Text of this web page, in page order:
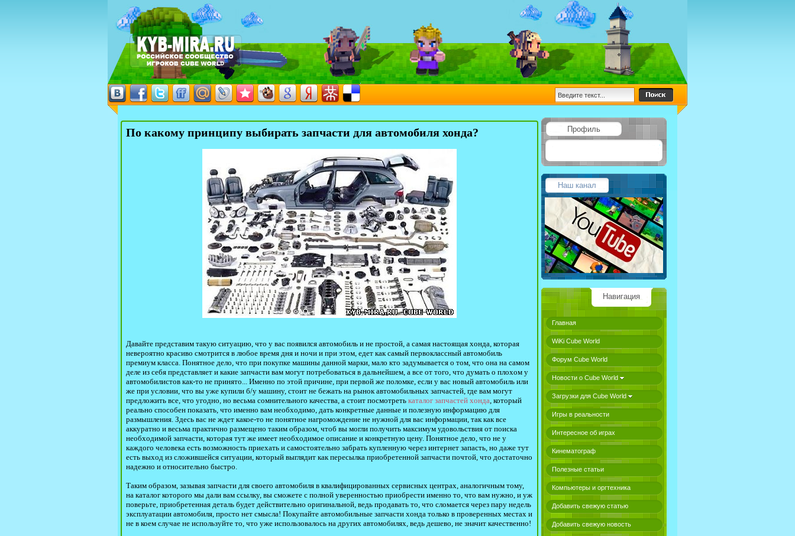
По какому принципу выбирать запчасти для автомобиля хонда?
Давайте представим такую ситуацию, что у вас появился автомобиль и не простой, а самая настоящая хонда, которая
невероятно красиво смотрится в любое время дня и ночи и при этом, едет как самый первоклассный автомобиль
премиум класса. Понятное дело, что при покупке машины данной марки, мало кто задумывается о том, что она на самом
деле из себя представляет и какие запчасти вам могут потребоваться в дальнейшем, а все от того, что думать о плохом у
автомобилистов как-то не принято... Именно по этой причине, при первой же поломке, если у вас новый автомобиль или
же при условии, что вы уже купили б/у машину, стоит не бежать на рынок автомобильных запчастей, где вам могут
предложить все, что угодно, но весьма сомнительного качества, а стоит посмотреть каталог запчастей хонда, который
реально способен показать, что именно вам необходимо, дать конкретные данные и полезную информацию для
размышления. Здесь вас не ждет какое-то не понятное нагромождение не нужной для вас информации, так как все
аккуратно и весьма практично размещено таким образом, чтоб вы могли получить максимум удовольствия от поиска
необходимой запчасти, которая тут же имеет необходимое описание и конкретную цену. Понятное дело, что не у
каждого человека есть возможность приехать и самостоятельно забрать купленную через интернет запасть, но даже тут
есть выход из сложившейся ситуации, который выглядит как пересылка приобретенной запчасти почтой, что достаточно
надежно и относительно быстро.
Таким образом, зазывая запчасти для своего автомобиля в квалифицированных сервисных центрах, аналогичным тому,
на каталог которого мы дали вам ссылку, вы сможете с полной уверенностью приобрести именно то, что вам нужно, и уж
поверьте, приобретенная деталь будет действительно оригинальной, ведь продавать то, что сломается через пару недель
эксплуатации автомобиля, просто нет смысла! Покупайте автомобильные запчасти хонда только в проверенных местах и
не в коем случае не используйте то, что уже использовалось на других автомобилях, ведь дешево, не значит качественно!
Профиль
Наш канал
Навигация
Главная
WiKi Cube World
Форум Cube World
Новости о Cube World
Загрузки для Cube World
Игры в реальности
Интересное об играх
Кинематограф
Полезные статьи
Компьютеры и оргтехника
Добавить свежую статью
Добавить свежую новость